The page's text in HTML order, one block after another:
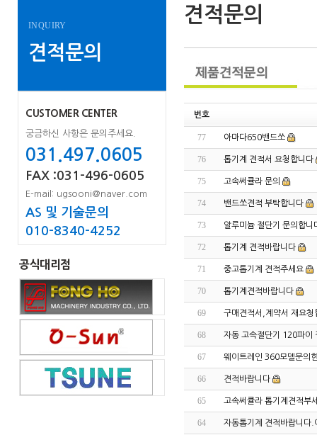
INQUIRY
견적문의
CUSTOMER CENTER
궁금하신 사항은 문의주세요.
031.497.0605
FAX :031-496-0605
E-mail: ugsooni@naver.com
AS 및 기술문의
010-8340-4252
공식대리점
견적문의
번호
77 아마다650밴드쏘
76 톱기계 견적서 요청합니다
75 고속써큘라 문의
74 밴드쏘견적 부탁합니다
73 알루미늄 절단기 문의합니
72 톱기계 견적바랍니다
71 중고톱기계 견적주세요
70 톱기계견적바랍니다
69 구매견적서,계약서 재요청
68 자동 고속절단기 120파이
67 웨이트레인 360모델문의
66 견적바랍니다
65 고속써큘라 톱기계견적부
64 자동톱기계 견적바랍니다.